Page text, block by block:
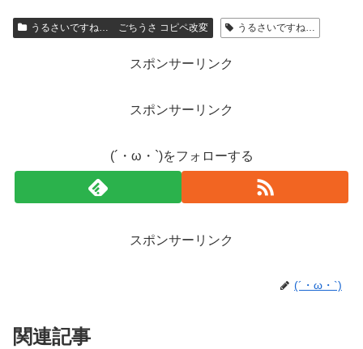
うるさいですね… ごちうさ コピペ改変 うるさいですね…
スポンサーリンク
スポンサーリンク
(´・ω・`)をフォローする
スポンサーリンク
(´・ω・`)
関連記事